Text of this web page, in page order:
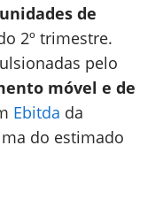
de
2º trimestre.
pelo
móvel e de
Ebitda da
do estimado